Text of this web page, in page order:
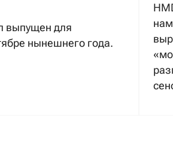
выпущен для
нынешнего года.